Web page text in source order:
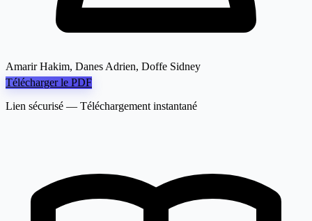
Amarir Hakim, Danes Adrien, Doffe Sidney
Télécharger le PDF
Lien sécurisé — Téléchargement instantané